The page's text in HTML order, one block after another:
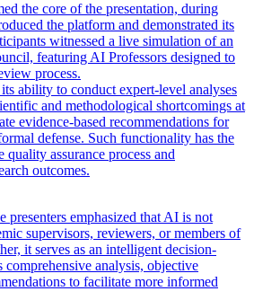
the core of the presentation, during
the platform and demonstrated its
witnessed a live simulation of an
featuring AI Professors designed to
process.
ability to conduct expert-level analyses
and methodological shortcomings at
evidence-based recommendations for
defense. Such functionality has the
quality assurance process and
outcomes.
presenters emphasized that AI is not
supervisors, reviewers, or members of
it serves as an intelligent decision-
analysis, objective
to facilitate more informed